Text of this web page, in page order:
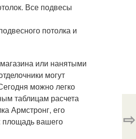
Все подвесы
потолка и
или нанятыми
могут
можно легко
таблицам расчета
Армстронг, его
площадь вашего
⇨